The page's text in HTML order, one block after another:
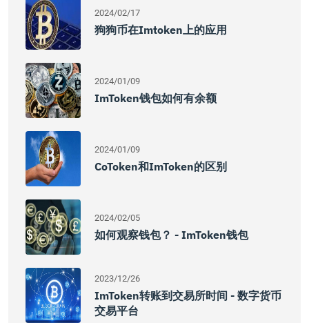
2024/02/17
狗狗币在imtoken上的应用
2024/01/09
ImToken钱包如何有余额
2024/01/09
CoToken和imToken的区别
2024/02/05
如何观察钱包？ - ImToken钱包
2023/12/26
ImToken转账到交易所时间 - 数字货币
交易平台